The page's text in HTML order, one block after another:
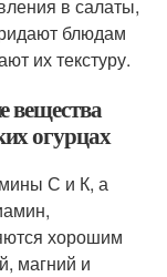
в салаты,
блюдам
их текстуру.
вещества
огурцах
С и К, а
хорошим
магний и